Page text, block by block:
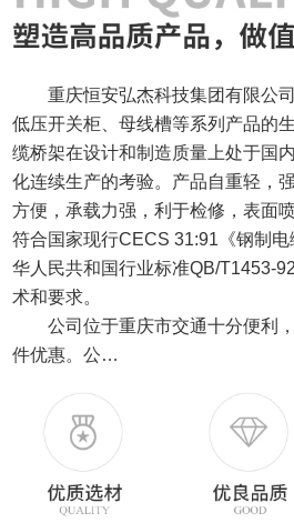
重庆恒安弘杰科技集团有限公
低压开关柜、母线槽等系列产品的
缆桥架在设计和制造质量上处于国
化连续生产的考验。产品自重轻，
方便，承载力强，利于检修，表面
符合国家现行CECS 31:91《钢制
华人民共和国行业标准QB/T1453-
术和要求。
公司位于重庆市交通十分便利
件优惠。公…